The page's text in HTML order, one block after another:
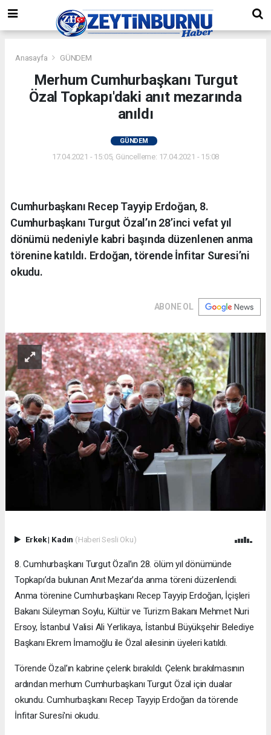
Anasayfa GÜNDEM
Merhum Cumhurbaşkanı Turgut
Özal Topkapı'daki anıt mezarında
anıldı
GÜNDEM
17.04.2021 - 15:05, Güncelleme: 17.04.2021 - 15:08
Cumhurbaşkanı Recep Tayyip Erdoğan, 8.
Cumhurbaşkanı Turgut Özal’ın 28’inci vefat yıl
dönümü nedeniyle kabri başında düzenlenen anma
törenine katıldı. Erdoğan, törende İnfitar Suresi’ni
okudu.
ABONE OL
Erkek| Kadın (Haberi Sesli Oku)
8. Cumhurbaşkanı Turgut Özal’ın 28. ölüm yıl dönümünde
Topkapı’da bulunan Anıt Mezar’da anma töreni düzenlendi.
Anma törenine Cumhurbaşkanı Recep Tayyip Erdoğan, İçişleri
Bakanı Süleyman Soylu, Kültür ve Turizm Bakanı Mehmet Nuri
Ersoy, İstanbul Valisi Ali Yerlikaya, İstanbul Büyükşehir Belediye
Başkanı Ekrem İmamoğlu ile Özal ailesinin üyeleri katıldı.
Törende Özal’ın kabrine çelenk bırakıldı. Çelenk bırakılmasının
ardından merhum Cumhurbaşkanı Turgut Özal için dualar
okundu. Cumhurbaşkanı Recep Tayyip Erdoğan da törende
İnfitar Suresi'ni okudu.